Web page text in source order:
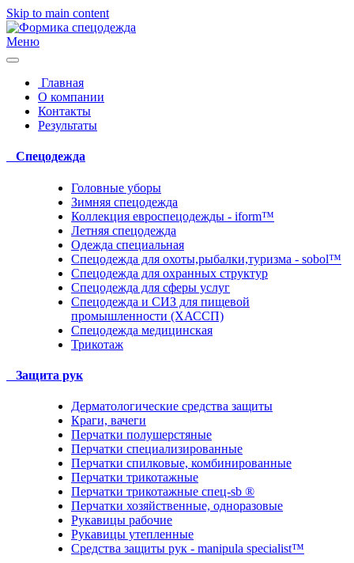
Skip to main content
Меню
Главная
О компании
Контакты
Результаты
Спецодежда
Головные уборы
Зимняя спецодежда
Коллекция евроспецодежды - iform™
Летняя спецодежда
Одежда специальная
Спецодежда для охоты,рыбалки,туризма - sobol™
Спецодежда для охранных структур
Спецодежда для сферы услуг
Спецодежда и СИЗ для пищевой
промышленности (ХАССП)
Спецодежда медицинская
Трикотаж
Защита рук
Дерматологические средства защиты
Краги, вачеги
Перчатки полушерстяные
Перчатки специализированные
Перчатки спилковые, комбинированные
Перчатки трикотажные
Перчатки трикотажные спец-sb ®
Перчатки хозяйственные, одноразовые
Рукавицы рабочие
Рукавицы утепленные
Средства защиты рук - manipula specialist™